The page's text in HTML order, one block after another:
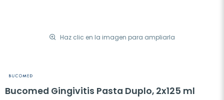
Haz clic en la imagen para ampliarla
Bucomed Gingivitis Pasta Duplo, 2x125 ml